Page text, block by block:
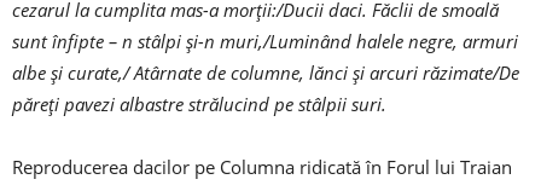
cezarul la cumplita mas-a morții:/Ducii daci. Făclii de smoală
sunt înfipte – n stâlpi și-n muri,/Luminând halele negre, armuri
albe și curate,/ Atârnate de columne, lănci și arcuri răzimate/De
păreți pavezi albastre strălucind pe stâlpii suri.
Reproducerea dacilor pe Columna ridicată în Forul lui Traian